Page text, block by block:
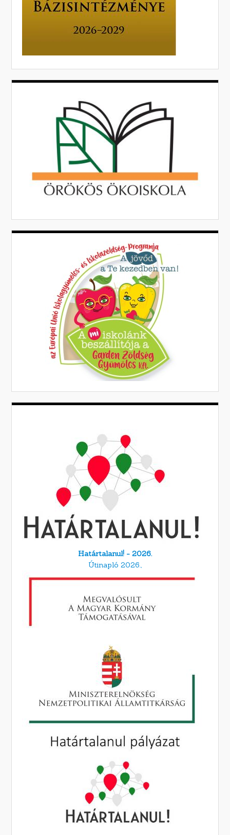
Határtalanul! - 2026.
Útinapló 2026.,